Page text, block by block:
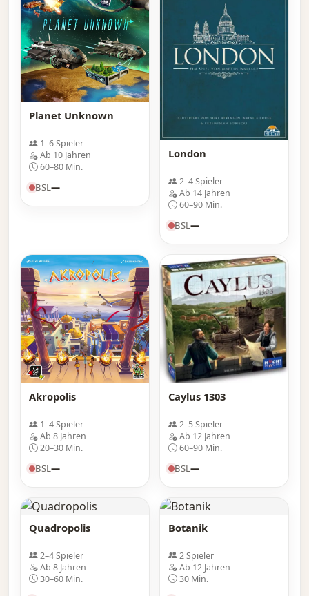
Planet Unknown
1–6 Spieler
Ab 10 Jahren
60–80 Min.
BSL—
London
2–4 Spieler
Ab 14 Jahren
60–90 Min.
BSL—
Akropolis
1–4 Spieler
Ab 8 Jahren
20–30 Min.
BSL—
Caylus 1303
2–5 Spieler
Ab 12 Jahren
60–90 Min.
BSL—
Quadropolis
2–4 Spieler
Ab 8 Jahren
30–60 Min.
Botanik
2 Spieler
Ab 12 Jahren
30 Min.